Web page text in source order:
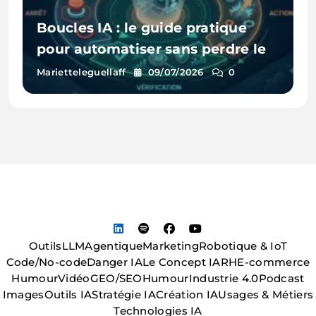
Boucles IA : le guide pratique
pour automatiser sans perdre le
contrôle ni exploser son budget
Marietteleguellaff 09/07/2026 0
OutilsLLMAgentiqueMarketingRobotique & IoT
Code/No-codeDanger IALe Concept IARHE-commerce
HumourVidéoGEO/SEOHumourIndustrie 4.0Podcast
ImagesOutils IAStratégie IACréation IAUsages & Métiers
Technologies IA